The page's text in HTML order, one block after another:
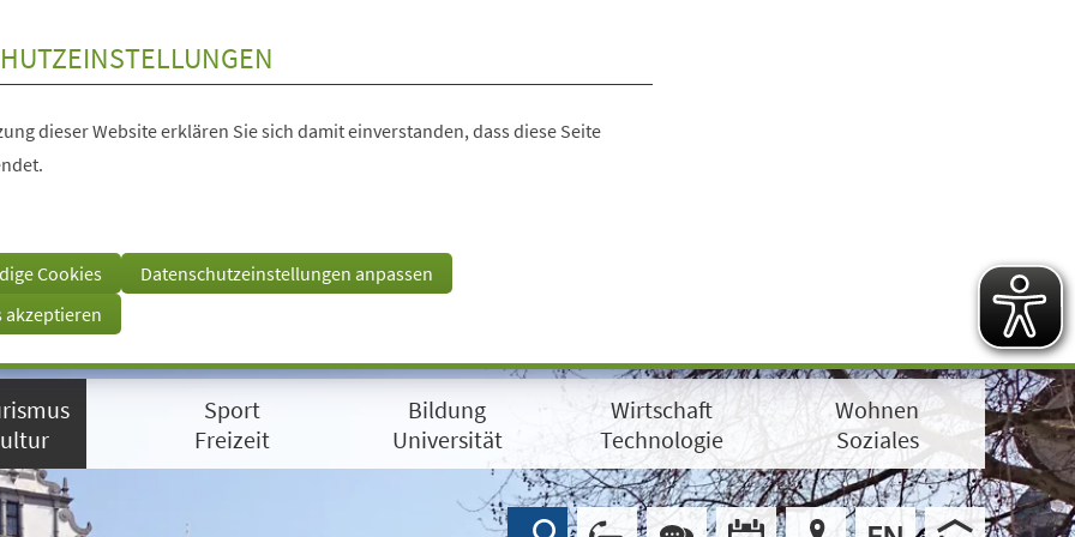
dieser Website erklären Sie sich damit einverstanden, dass diese Seite
Cookies
Datenschutzeinstellungen anpassen
akzeptieren
Sport
Freizeit
Bildung
Universität
Wirtschaft
Technologie
Wohnen
Soziales